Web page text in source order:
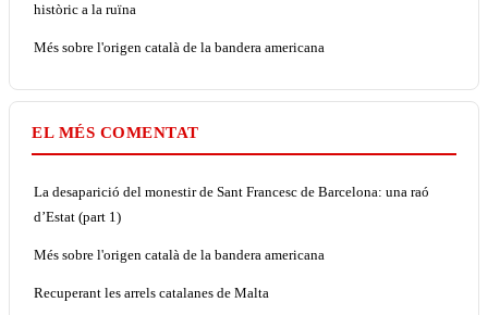
històric a la ruïna
Més sobre l'origen català de la bandera americana
EL MÉS COMENTAT
La desaparició del monestir de Sant Francesc de Barcelona: una raó
d’Estat (part 1)
Més sobre l'origen català de la bandera americana
Recuperant les arrels catalanes de Malta